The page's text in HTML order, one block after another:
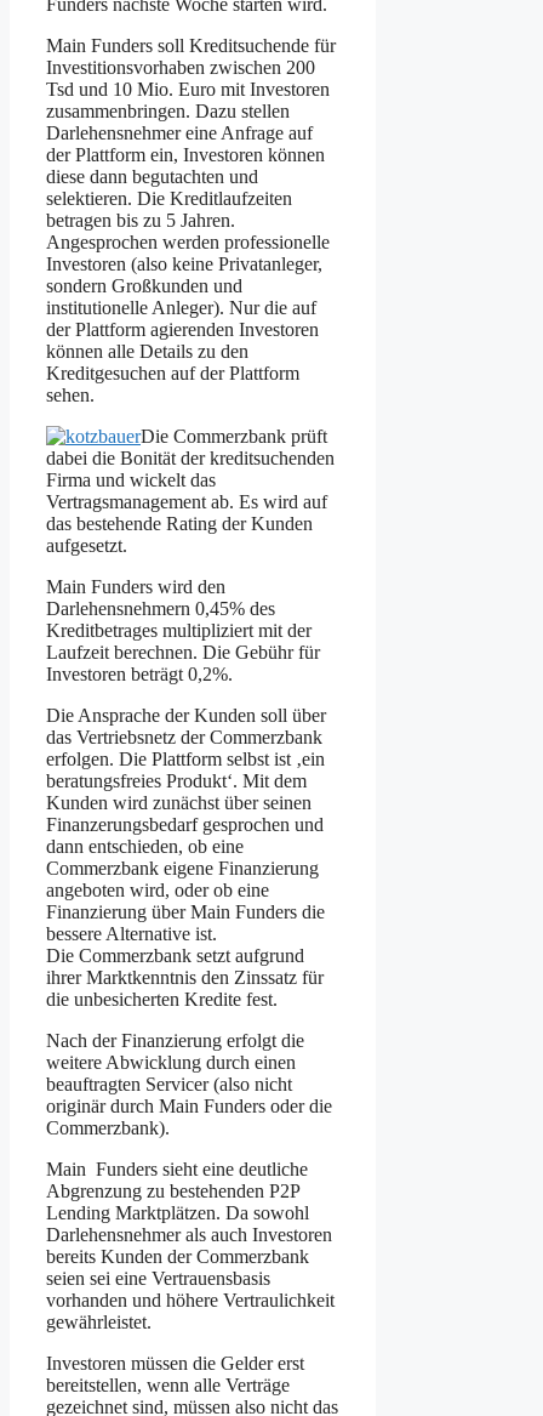
Funders nächste Woche starten wird.
Main Funders soll Kreditsuchende für
Investitionsvorhaben zwischen 200
Tsd und 10 Mio. Euro mit Investoren
zusammenbringen. Dazu stellen
Darlehensnehmer eine Anfrage auf
der Plattform ein, Investoren können
diese dann begutachten und
selektieren. Die Kreditlaufzeiten
betragen bis zu 5 Jahren.
Angesprochen werden professionelle
Investoren (also keine Privatanleger,
sondern Großkunden und
institutionelle Anleger). Nur die auf
der Plattform agierenden Investoren
können alle Details zu den
Kreditgesuchen auf der Plattform
sehen.
Die Commerzbank prüft
dabei die Bonität der kreditsuchenden
Firma und wickelt das
Vertragsmanagement ab. Es wird auf
das bestehende Rating der Kunden
aufgesetzt.
Main Funders wird den
Darlehensnehmern 0,45% des
Kreditbetrages multipliziert mit der
Laufzeit berechnen. Die Gebühr für
Investoren beträgt 0,2%.
Die Ansprache der Kunden soll über
das Vertriebsnetz der Commerzbank
erfolgen. Die Plattform selbst ist ‚ein
beratungsfreies Produkt‘. Mit dem
Kunden wird zunächst über seinen
Finanzerungsbedarf gesprochen und
dann entschieden, ob eine
Commerzbank eigene Finanzierung
angeboten wird, oder ob eine
Finanzierung über Main Funders die
bessere Alternative ist.
Die Commerzbank setzt aufgrund
ihrer Marktkenntnis den Zinssatz für
die unbesicherten Kredite fest.
Nach der Finanzierung erfolgt die
weitere Abwicklung durch einen
beauftragten Servicer (also nicht
originär durch Main Funders oder die
Commerzbank).
Main Funders sieht eine deutliche
Abgrenzung zu bestehenden P2P
Lending Marktplätzen. Da sowohl
Darlehensnehmer als auch Investoren
bereits Kunden der Commerzbank
seien sei eine Vertrauensbasis
vorhanden und höhere Vertraulichkeit
gewährleistet.
Investoren müssen die Gelder erst
bereitstellen, wenn alle Verträge
gezeichnet sind, müssen also nicht das